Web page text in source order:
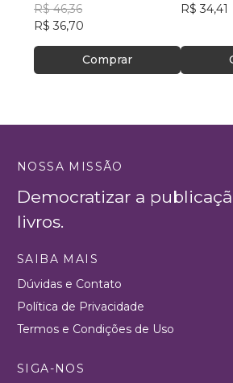
R$ 46,36
R$ 36,70
Comprar
R$ 34,41
NOSSA MISSÃO
Democratizar a
livros.
SAIBA MAIS
Dúvidas e Contato
Política de Privacidade
Termos e Condições de Uso
SIGA-NOS